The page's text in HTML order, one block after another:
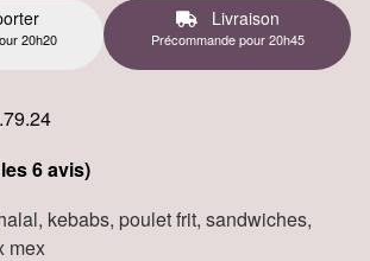
20h20
Livraison
Précommande pour 20h45
6 avis)
kebabs, poulet frit, sandwiches,
mex